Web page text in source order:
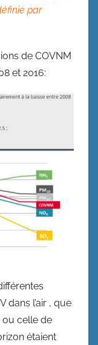
par
de COVNM
et 2016:
dans l’air , que
ou celle de
étaient